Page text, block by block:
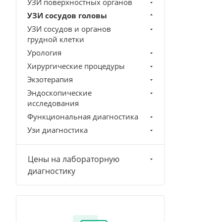
УЗИ поверхностных органов
УЗИ сосудов головы
УЗИ сосудов и органов
грудной клетки
Урология
Хирургические процедуры
Экзотерапия
Эндоскопические
исследования
Функциональная диагностика
Узи диагностика
Цены на лабораторную
диагностику